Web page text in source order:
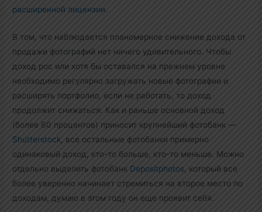
расширенной лицензии.
В том, что наблюдается планомерное снижение дохода от
продажи фотографий нет ничего удивительного. Чтобы
доход рос или хотя бы оставался на прежнем уровне
необходимо регулярно загружать новые фотографии и
расширять портфолио, если не работать, то доход
продолжит снижаться. Как и раньше основной доход
(более 60 процентов) приносит крупнейший фотобанк —
Shutterstock , все остальные фотобанки примерно
одинаковый доход, кто-то больше, кто-то меньше. Можно
отдельно выделить фотобанк Depositphotos , который все
более уверенно начинает стремиться на второе место по
доходам, думаю в этом году он еще проявит себя.